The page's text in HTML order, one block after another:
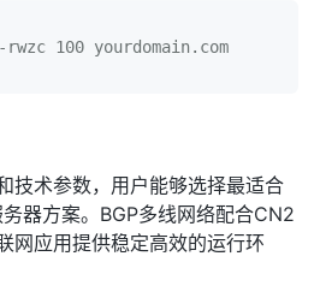
rwzc 100 yourdomain.com
技术参数，用户能够选择最适合
器方案。BGP多线网络配合CN2
网应用提供稳定高效的运行环